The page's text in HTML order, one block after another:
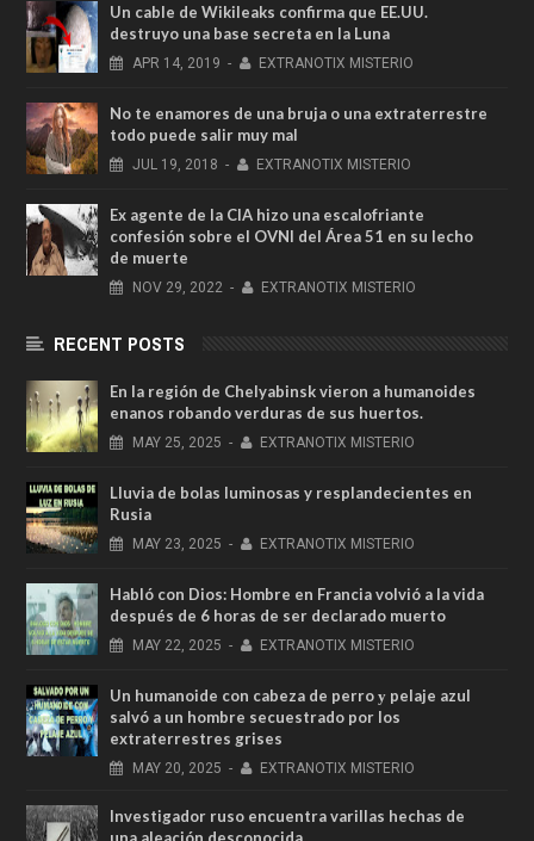
Un cable de Wikileaks confirma que EE.UU.
destruyo una base secreta en la Luna
APR 14, 2019 - EXTRANOTIX MISTERIO
No te enamores de una bruja o una extraterrestre
todo puede salir muy mal
JUL 19, 2018 - EXTRANOTIX MISTERIO
Ex agente de la CIA hizo una escalofriante
confesión sobre el OVNI del Área 51 en su lecho
de muerte
NOV 29, 2022 - EXTRANOTIX MISTERIO
RECENT POSTS
En la región de Chelyabinsk vieron a humanoides
enanos robando verduras de sus huertos.
MAY 25, 2025 - EXTRANOTIX MISTERIO
Lluvia de bolas luminosas y resplandecientes en
Rusia
MAY 23, 2025 - EXTRANOTIX MISTERIO
Habló con Dios: Hombre en Francia volvió a la vida
después de 6 horas de ser declarado muerto
MAY 22, 2025 - EXTRANOTIX MISTERIO
Un humanoide con cabeza de perro у pelaje azul
salvó a un hombre secuestrado por los
extraterrestres grises
MAY 20, 2025 - EXTRANOTIX MISTERIO
Investigador ruso encuentra varillas hechas de